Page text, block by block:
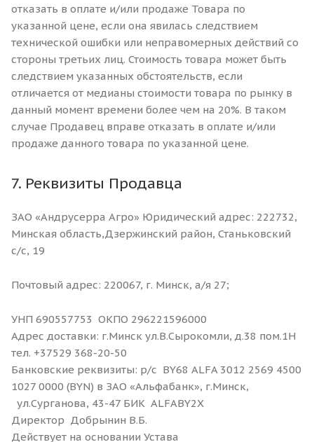
отказать в оплате и/или продаже Товара по
указанной цене, если она явилась следствием
технической ошибки или неправомерных действий со
стороны третьих лиц. Стоимость товара может быть
следствием указанных обстоятельств, если
отличается от медианы стоимости товара по рынку в
данный момент времени более чем на 20%. В таком
случае Продавец вправе отказать в оплате и/или
продаже данного товара по указанной цене.
7. Реквизиты Продавца
ЗАО «Андрусерра Агро» Юридический адрес: 222732,
Минская область,Дзержинский район, Станьковский
с/с, 19
Почтовый адрес: 220067, г. Минск, а/я 27;
УНП 690557753 ОКПО 296221596000
Адрес доставки: г.Минск ул.В.Сырокомли, д.38 пом.1Н
тел. +37529 368-20-50
Банковские реквизиты: р/с BY68 ALFA 3012 2569 4500
1027 0000 (BYN) в ЗАО «Альфабанк», г.Минск,
ул.Сурганова, 43-47 БИК ALFABY2X
Директор Добрынин В.Б.
Действует на основании Устава